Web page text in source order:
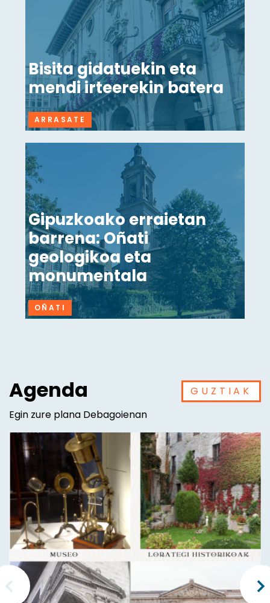
Bisita gidatuekin eta
mendi irteerekin batera
ARRASATE
Gipuzkoako erraietan
barrena: Oñati
geologikoa eta
monumentala
OÑATI
Agenda
Egin zure plana Debagoienan
GUZTIAK